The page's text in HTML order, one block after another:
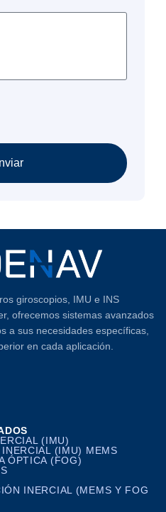
giroscopios, IMU e INS
ofrecemos sistemas avanzados
a sus necesidades específicas,
en cada aplicación.
(IMU)
(IMU) MEMS
ÓPTICA (FOG)
INERCIAL (MEMS Y FOG